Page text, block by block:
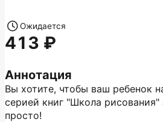
Аннотация
Вы хотите, чтобы ваш ребенок
серией книг "Школа рисования"
просто!
Ожидается
413